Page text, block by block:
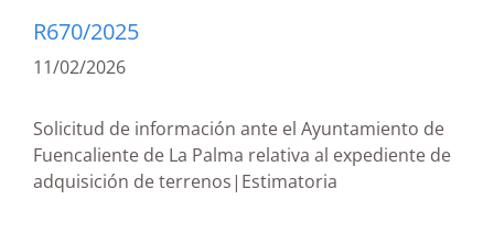
R670/2025
11/02/2026
Solicitud de información ante el Ayuntamiento de
Fuencaliente de La Palma relativa al expediente de
adquisición de terrenos|Estimatoria